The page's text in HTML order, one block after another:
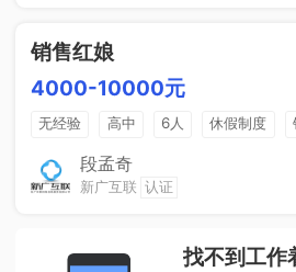
销售红娘
4000-10000元
无经验 高中 6人 休假制度
五险一金段孟奇
新广互联 认证
找不到工作